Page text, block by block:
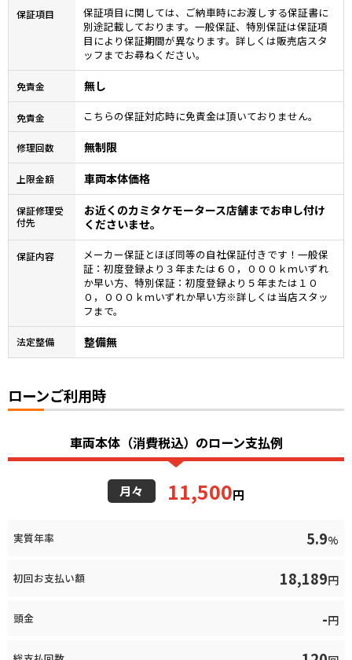
保証項目
保証項目に関しては、ご納車時にお渡しする保証書に
別途記載しております。一般保証、特別保証は保証項
目により保証期間が異なります。詳しくは販売店スタ
ッフまでお尋ねください。
免責金 無し
免責金 こちらの保証対応時に免責金は頂いておりません。
修理回数 無制限
上限金額 車両本体価格
保証修理受
付先
お近くのカミタケモータース店舗までお申し付け
くださいませ。
保証内容
メーカー保証とほぼ同等の自社保証付きです！一般保
証：初度登録より３年または６０，０００ｋｍいずれ
か早い方、特別保証：初度登録より５年または１０
０，０００ｋｍいずれか早い方※詳しくは当店スタッ
フまで。
法定整備 整備無
ローンご利用時
車両本体（消費税込）のローン支払例
月々 11,500円
実質年率 5.9%
初回お支払い額 18,189円
頭金 -円